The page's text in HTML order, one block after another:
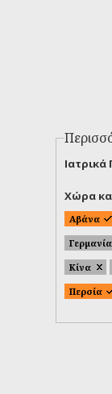
Χώρα
Αβάνα
Γερμανία
Κίνα
Περσία